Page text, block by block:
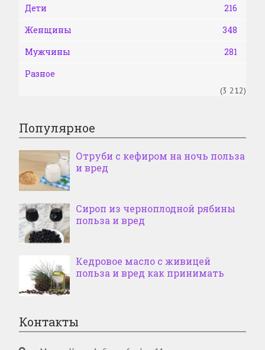
Дети
216
Женщины
348
Мужчины
281
Разное
(3 212)
Популярное
Отруби с кефиром на ночь польза
и вред
Сироп из черноплодной рябины
польза и вред
Кедровое масло с живицей
польза и вред как принимать
Контакты